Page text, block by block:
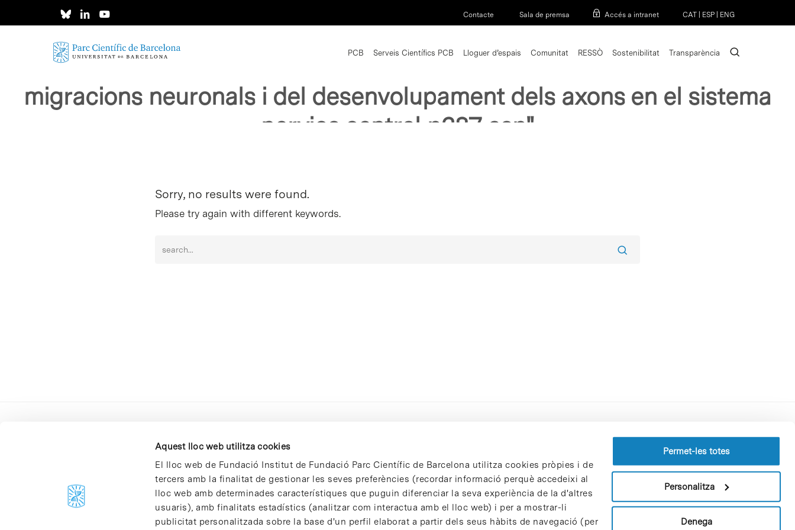
Aquest lloc web utilitza cookies
El lloc web de Fundació Institut de Fundació Parc Científic de Barcelona utilitza cookies pròpies i de
tercers amb la finalitat de gestionar les seves preferències (recordar informació perquè accedeixi al
lloc web amb determinades característiques que puguin diferenciar la seva experiència de la d'altres
usuaris), amb finalitats estadístics (analitzar com interactua amb el lloc web) i per a mostrar-li
publicitat personalitzada sobre la base d'un perfil elaborat a partir dels seus hàbits de navegació (per
Permet-les totes
Personalitza
Denega
Contacte Sala de premsa Accés a intranet CAT ESP ENG
PCB Serveis Científics PCB Lloguer d’espais Comunitat RESSÒ Sostenibilitat Transparència search
Results For"noves evidencies sobre els mecanismes responsables de les
migracions neuronals i del desenvolupament dels axons en el sistema
nervios central p287 asp"
Sorry, no results were found.
Please try again with different keywords.
C/Baldiri Reixac, 4-12 i 15
Perfil del contractant
Política de privacitat
Política de cookies
Patrons i patrocinadors
Borsa de treball